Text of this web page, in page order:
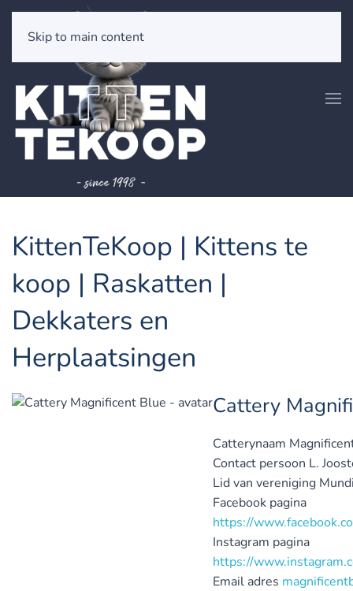
Skip to main content
KittenTeKoop | Kittens te
koop | Raskatten |
Dekkaters en
Herplaatsingen
Cattery
Catterynaam
Contact persoon L.
Lid van vereniging
Facebook pagina
https://
Instagram pagina
https://
Email adres